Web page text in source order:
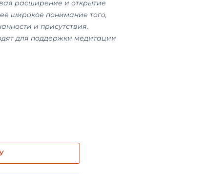
расширение и открытие
широкое понимание того,
и присутствия.
для поддержки медитации